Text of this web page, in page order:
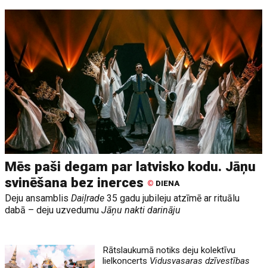
Mēs paši degam par latvisko kodu. Jāņu
svinēšana bez inerces © DIENA
Deju ansamblisDaiļrade 35 gadu jubileju atzīmē ar rituālu
dabā – deju uzvedumuJāņu nakti darināju
Rātslaukumā notiks deju kolektīvu
lielkoncerts Vidusvasaras dzīvestības